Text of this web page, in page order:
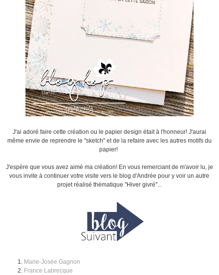
J'ai adoré faire cette création ou le papier design était à l'honneur! J'aurai
même envie de reprendre le ''sketch'' et de la refaire avec les autres motifs du
papier!
J'espère que vous avez aimé ma création! En vous remerciant de m'avoir lu, je
vous invite à continuer votre visite vers le blog d'Andrée pour y voir un autre
projet réalisé thématique ''Hiver givré''...
Marie-Josée Gagnon
France Labrecque